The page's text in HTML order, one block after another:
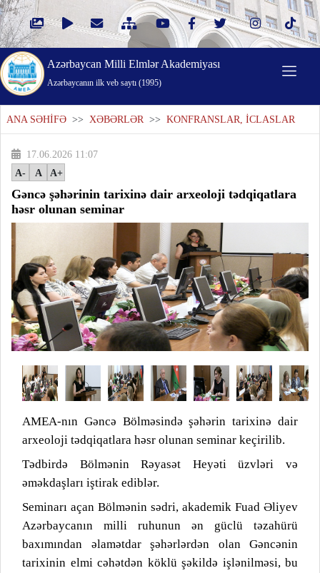
Azərbaycan Milli Elmlər Akademiyası
Azərbaycanın ilk veb saytı (1995)
ANA SƏHİFƏ >> XƏBƏRLƏR >> KONFRANSLAR, İCLASLAR
17.06.2026 11:07
A-
A A+
Gəncə şəhərinin tarixinə dair arxeoloji tədqiqatlara
həsr olunan seminar
AMEA-nın Gəncə Bölməsində şəhərin tarixinə dair
arxeoloji tədqiqatlara həsr olunan seminar keçirilib.
Tədbirdə Bölmənin Rəyasət Heyəti üzvləri və
əməkdaşları iştirak ediblər.
Seminarı açan Bölmənin sədri, akademik Fuad Əliyev
Azərbaycanın milli ruhunun ən güclü təzahürü
baxımından əlamətdar şəhərlərdən olan Gəncənin
tarixinin elmi cəhətdən köklü şəkildə işlənilməsi, bu